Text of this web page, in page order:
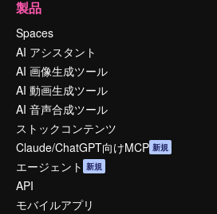
製品
Spaces
AI アシスタント
AI 画像生成ツール
AI 動画生成ツール
AI 音声合成ツール
ストックコンテンツ
Claude/ChatGPT向けMCP 新規
エージェント 新規
API
モバイルアプリ